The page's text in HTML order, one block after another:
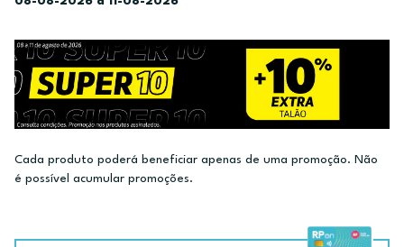
Cada produto poderá beneficiar apenas de uma promoção. Não
é possível acumular promoções.